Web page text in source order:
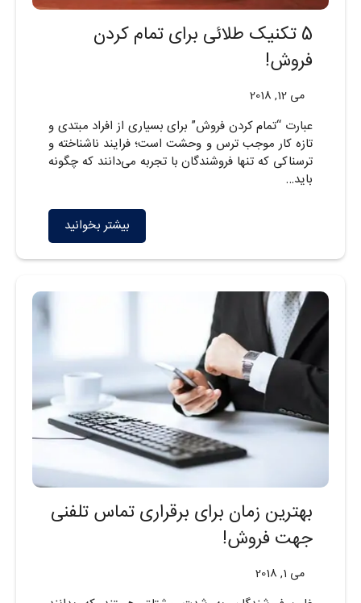
5 تکنیک طلائی برای تمام کردن
فروش!
عبارت “تمام کردن فروش” برای بسیاری از افراد مبتدی و
تازه کار موجب ترس و وحشت است؛ فرایند ناشناخته و
ترسناکی که تنها فروشندگان با تجربه می‌دانند که چگونه
باید…
بیشتر بخوانید
بهترین زمان برای برقراری تماس تلفنی
جهت فروش!